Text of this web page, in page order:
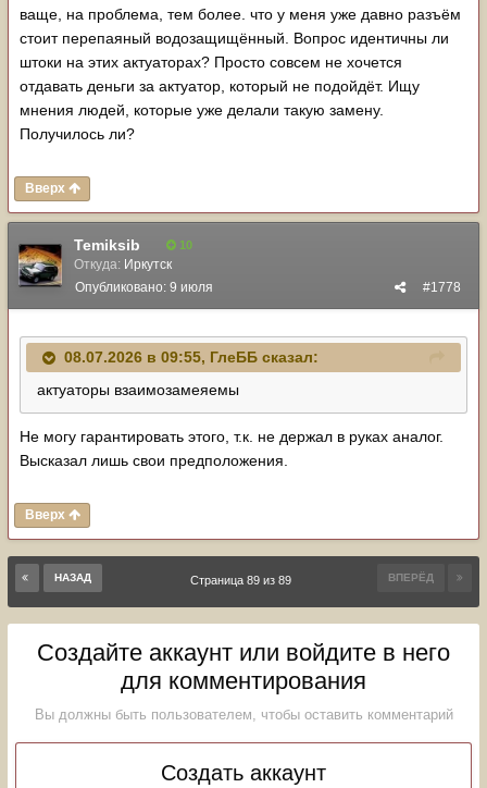
ваще, на проблема, тем более. что у меня уже давно разъём
стоит перепаяный водозащищённый. Вопрос идентичны ли
штоки на этих актуаторах? Просто совсем не хочется
отдавать деньги за актуатор, который не подойдёт. Ищу
мнения людей, которые уже делали такую замену.
Получилось ли?
Вверх
Temiksib 10
Откуда: Иркутск
#1778
Опубликовано: 9 июля
08.07.2026 в 09:55, ГлеББ сказал:
актуаторы взаимозамеяемы
Не могу гарантировать этого, т.к. не держал в руках аналог.
Высказал лишь свои предположения.
Вверх
НАЗАД ВПЕРЁД
Страница 89 из 89
Создайте аккаунт или войдите в него
для комментирования
Вы должны быть пользователем, чтобы оставить комментарий
Создать аккаунт